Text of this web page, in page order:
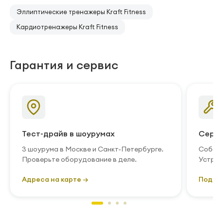
Эллиптические тренажеры Kraft Fitness
Кардиотренажеры Kraft Fitness
Гарантия и сервис
Тест-драйв в шоурумах
3 шоурума в Москве и Санкт-Петербурге.
Проверьте оборудование в деле.
Адреса на карте →